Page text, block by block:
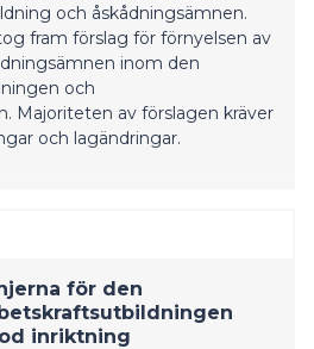
och åskådningsämnen.
fram förslag för förnyelsen av
inom den
och
Majoriteten av förslagen kräver
och lagändringar.
för den
inriktning